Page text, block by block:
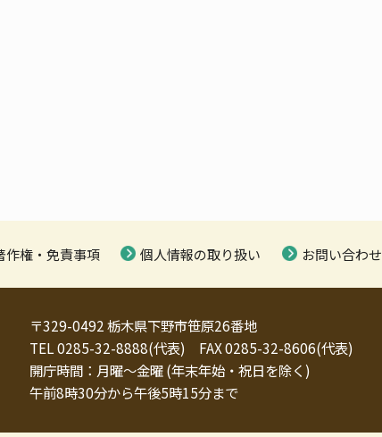
作権・免責事項 個人情報の取り扱い お問い合わせ
〒329-0492 栃木県下野市笹原26番地
TEL 0285-32-8888(代表) FAX 0285-32-8606(代表)
開庁時間：月曜～金曜 (年末年始・祝日を除く)
午前8時30分から午後5時15分まで